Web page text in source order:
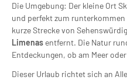
Die Umgebung: Der kleine Ort
und perfekt zum
kurze Strecke von
Limenas entfernt. Die Natur
Entdeckungen, ob am Meer
Dieser Urlaub richtet sich an